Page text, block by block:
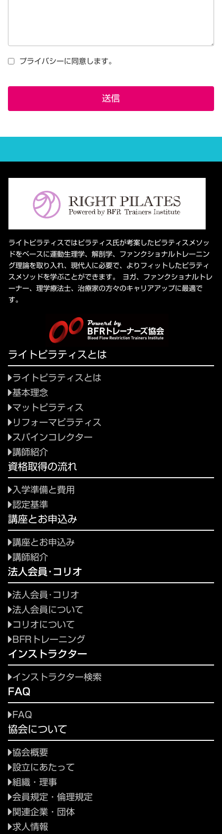
プライバシーに同意します。
送信
ライトピラティスではピラティス氏が考案したピラティスメソッ
ドをベースに運動生理学、解剖学、ファンクショナルトレーニン
グ理論を取り入れ、現代人に必要で、よりフィットしたピラティ
スメソッドを学ぶことができます。 ヨガ、ファンクショナルトレ
ーナー、理学療法士、治療家の方々のキャリアアップに最適で
す。
ライトピラティスとは
ライトピラティスとは
基本理念
マットピラティス
リフォーマピラティス
スパインコレクター
講師紹介
資格取得の流れ
入学準備と費用
認定基準
講座とお申込み
講座とお申込み
講師紹介
法人会員･コリオ
法人会員･コリオ
法人会員について
コリオについて
BFRトレーニング
インストラクター
インストラクター検索
FAQ
FAQ
協会について
協会概要
設立にあたって
組織・理事
会員規定・倫理規定
関連企業・団体
求人情報